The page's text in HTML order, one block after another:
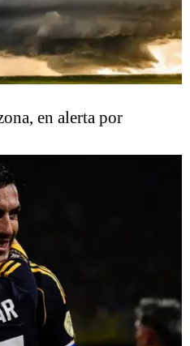
en alerta por